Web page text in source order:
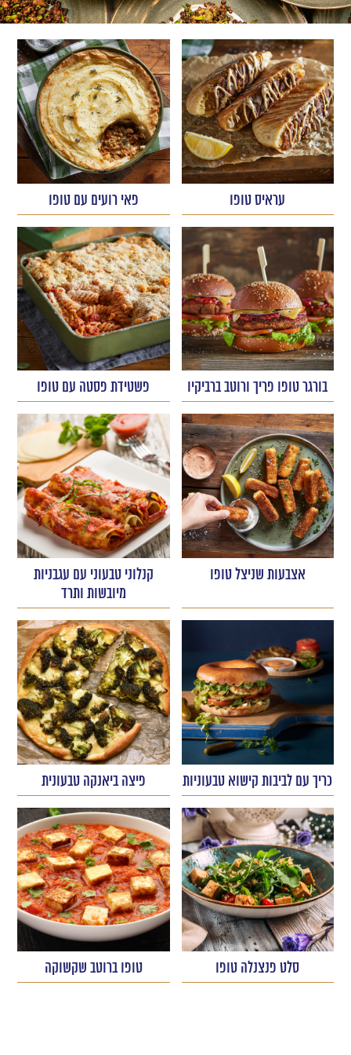
עראיס טופו פאי רועים עם טופו
בורגר טופו פריך ורוטב ברביקיו פשטידת פסטה עם טופו
אצבעות שניצל טופו
קנלוני טבעוני עם עגבניות
מיובשות ותרד
כריך עם לביבות קישוא טבעוניות פיצה ביאנקה טבעונית
סלט פנצנלה טופו טופו ברוטב שקשוקה